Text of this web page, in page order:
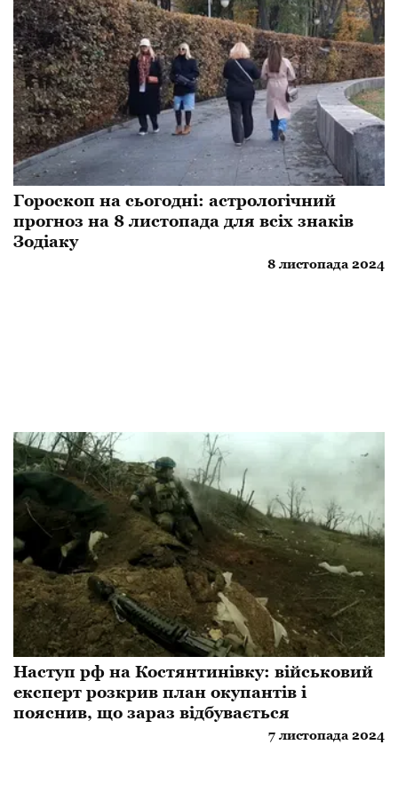
Гороскоп на сьогодні: астрологічний
прогноз на 8 листопада для всіх знаків
Зодіаку
8 листопада 2024
Наступ рф на Костянтинівку: військовий
експерт розкрив план окупантів і
пояснив, що зараз відбувається
7 листопада 2024